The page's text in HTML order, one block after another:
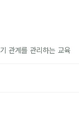
관계를 관리하는 교육